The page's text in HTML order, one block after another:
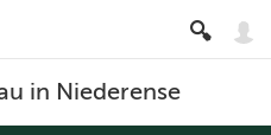
in Niederense